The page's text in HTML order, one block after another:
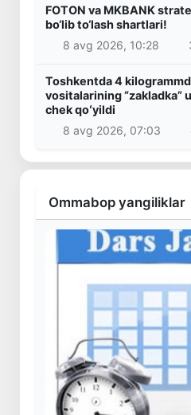
FOTON va MKBANK
bo‘lib to‘lash shartlari!
8 avg 2026, 10:28
Toshkentda 4
vositalarining “zakladka”
chek qoʻyildi
8 avg 2026, 07:03
Ommabop yangiliklar